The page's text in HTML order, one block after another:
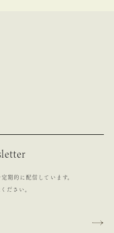
期的に配信しています。
ださい。